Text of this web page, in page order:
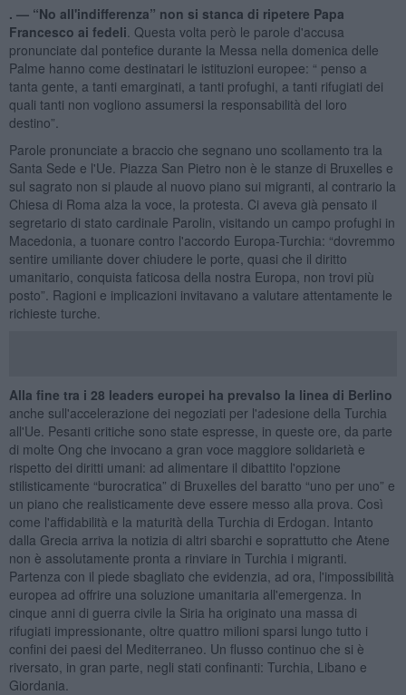
. — “No all'indifferenza” non si stanca di ripetere Papa
Francesco ai fedeli . Questa volta però le parole d'accusa
pronunciate dal pontefice durante la Messa nella domenica delle
Palme hanno come destinatari le istituzioni europee: “ penso a
tanta gente, a tanti emarginati, a tanti profughi, a tanti rifugiati dei
quali tanti non vogliono assumersi la responsabilità del loro
destino”.
Parole pronunciate a braccio che segnano uno scollamento tra la
Santa Sede e l'Ue. Piazza San Pietro non è le stanze di Bruxelles e
sul sagrato non si plaude al nuovo piano sui migranti, al contrario la
Chiesa di Roma alza la voce, la protesta. Ci aveva già pensato il
segretario di stato cardinale Parolin, visitando un campo profughi in
Macedonia, a tuonare contro l'accordo Europa-Turchia: “dovremmo
sentire umiliante dover chiudere le porte, quasi che il diritto
umanitario, conquista faticosa della nostra Europa, non trovi più
posto”. Ragioni e implicazioni invitavano a valutare attentamente le
richieste turche.
Alla fine tra i 28 leaders europei ha prevalso la linea di Berlino
anche sull'accelerazione dei negoziati per l'adesione della Turchia
all'Ue. Pesanti critiche sono state espresse, in queste ore, da parte
di molte Ong che invocano a gran voce maggiore solidarietà e
rispetto dei diritti umani: ad alimentare il dibattito l'opzione
stilisticamente “burocratica” di Bruxelles del baratto “uno per uno” e
un piano che realisticamente deve essere messo alla prova. Così
come l'affidabilità e la maturità della Turchia di Erdogan. Intanto
dalla Grecia arriva la notizia di altri sbarchi e soprattutto che Atene
non è assolutamente pronta a rinviare in Turchia i migranti.
Partenza con il piede sbagliato che evidenzia, ad ora, l'impossibilità
europea ad offrire una soluzione umanitaria all'emergenza. In
cinque anni di guerra civile la Siria ha originato una massa di
rifugiati impressionante, oltre quattro milioni sparsi lungo tutto i
confini dei paesi del Mediterraneo. Un flusso continuo che si è
riversato, in gran parte, negli stati confinanti: Turchia, Libano e
Giordania.